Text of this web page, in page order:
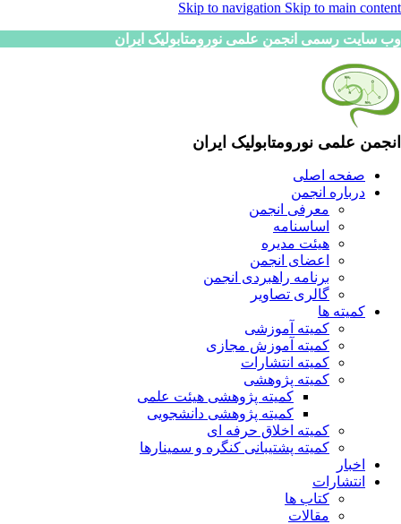
Skip to navigation Skip to main content
وب سایت رسمی انجمن علمی نورومتابولیک ایران
انجمن علمی نورومتابولیک ایران
صفحه اصلی
درباره انجمن
معرفی انجمن
اساسنامه
هیئت مدیره
اعضای انجمن
برنامه راهبردی انجمن
گالری تصاویر
کمیته ها
کمیته آموزشی
کمیته آموزش مجازی
کمیته انتشارات
کمیته پژوهشی
کمیته پژوهشی هیئت علمی
کمیته پژوهشی دانشجویی
کمیته اخلاق حرفه ای
کمیته پشتیبانی کنگره و سمینارها
اخبار
انتشارات
کتاب ها
مقالات